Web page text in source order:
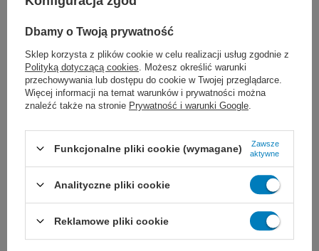
zabezpieczać chłonnym opatrunkiem, który
będzie jednocześnie neutralizować źródło
zapachu. Opatrunki neutralizujące zapach,
jak VLIWAKTIV, są niezastąpione w procesie
leczenia ran, które nie chcą się goić
prawidłowo.
opatrunków neutralizujących zapach?
W naszym asortymencie znajdziesz wiele
Dbamy o Twoją prywatność
Sklep korzysta z plików cookie w celu realizacji usług zgodnie z
Polityką dotyczącą cookies . Możesz określić warunki
przechowywania lub dostępu do cookie w Twojej przeglądarce.
Więcej informacji na temat warunków i prywatności można
znaleźć także na stronie Prywatność i warunki Google
Funkcjonalne pliki cookie (wymagane)
Zawsze
aktywne
Analityczne pliki cookie
Reklamowe pliki cookie